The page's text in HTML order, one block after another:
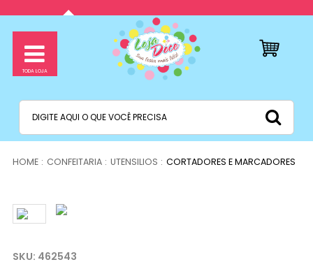
CONFEITARIA UTENSILIOS CORTADORES E MARCADORES
462543